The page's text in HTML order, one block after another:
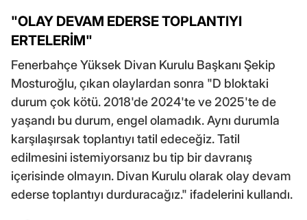
"OLAY DEVAM EDERSE TOPLANTIYI
ERTELERİM"
Fenerbahçe Yüksek Divan Kurulu Başkanı Şekip
Mosturoğlu, çıkan olaylardan sonra "D bloktaki
durum çok kötü. 2018'de 2024'te ve 2025'te de
yaşandı bu durum, engel olamadık. Aynı durumla
karşılaşırsak toplantıyı tatil edeceğiz. Tatil
edilmesini istemiyorsanız bu tip bir davranış
içerisinde olmayın. Divan Kurulu olarak olay devam
ederse toplantıyı durduracağız." ifadelerini kullandı.